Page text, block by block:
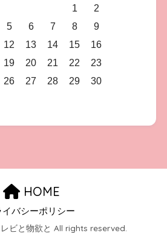
1
2
5 6 7 8
9
12 13 14 15
16
19 20 21 22
23
26 27 28 29
30
HOME
イバシーポリシー
ビと物欲と All rights reserved.